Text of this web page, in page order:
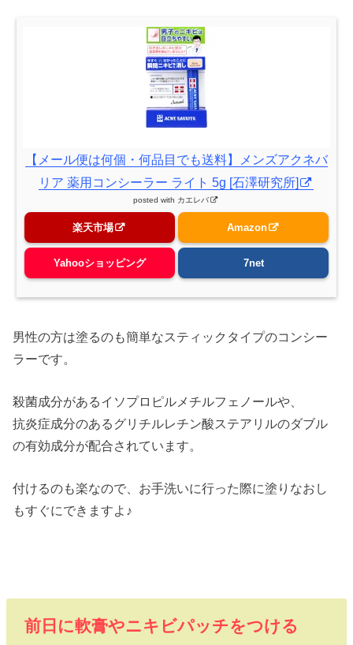
【メール便は何個・何品目でも送料­】メンズアクネバ
リア 薬用コンシーラー ライト 5g [石澤研究所]
posted with カエレバ
楽天市場 Amazon
Yahooショッピング 7net
男性の方は塗るのも簡単なスティックタイプのコンシー
ラーです。
殺菌成分があるイソプロピルメチルフェノールや、
抗炎症成分のあるグリチルレチン酸ステアリルのダブル
の有効成分が配合されています。
付けるのも楽なので、お手洗いに行った際に塗りなおし
もすぐにできますよ♪
前日に軟膏やニキビパッチをつける